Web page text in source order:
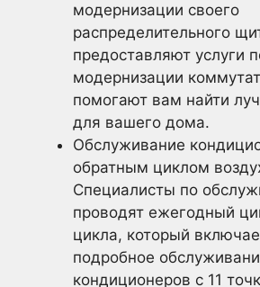
модернизации своего
распределительного
предоставляют услуги
модернизации
помогают вам найти
для вашего дома.
Обслуживание
обратным циклом
Специалисты по
проводят ежегодный
цикла, который
подробное
кондиционеров с 11